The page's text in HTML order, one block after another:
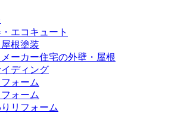
エコキュート
根塗装
ーカー住宅の外壁・屋根
ディング
ォーム
ォーム
リフォーム